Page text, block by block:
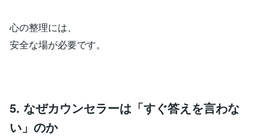
心の整理には、
安全な場が必要です。
5. なぜカウンセラーは「すぐ答えを言わな
い」のか